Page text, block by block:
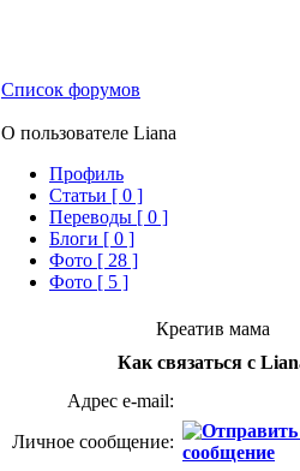
Список форумов
О пользователе Liana
Профиль
Cтатьи [ 0 ]
Переводы [ 0 ]
Блоги [ 0 ]
Фото [ 28 ]
Фото [ 5 ]
Креатив мама
Как связаться с
Адрес e-mail:
Личное сообщение: